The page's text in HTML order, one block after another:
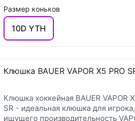
Размер коньков
10D YTH
Клюшка BAUER VAPOR X5 PRO
Клюшка хоккейная BAUER VAPOR
SR - идеальная клюшка для игрока,
ищущего производительность